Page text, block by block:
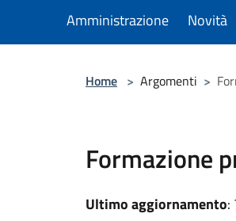
Amministrazione Novità
Home > Argomenti >
Formazione
Ultimo aggiornamento: